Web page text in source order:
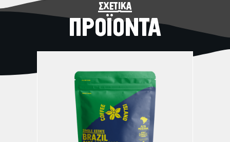
σχετικά
ΠΡΟΪΟΝΤΑ